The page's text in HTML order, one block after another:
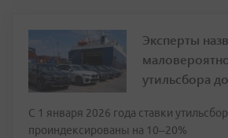
Эксперты
утильсбора
С 1 января 2026 года ставки
проиндексированы на 10–20%